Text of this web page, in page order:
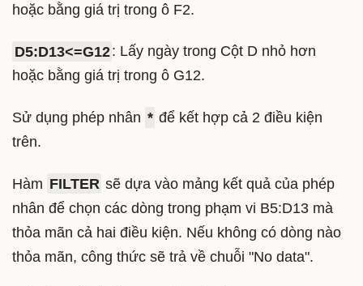
hoặc bằng giá trị trong ô F2.
D5:D13<=G12: Lấy ngày trong Cột D nhỏ hơn
hoặc bằng giá trị trong ô G12.
Sử dụng phép nhân * để kết hợp cả 2 điều kiện
trên.
Hàm FILTER sẽ dựa vào mảng kết quả của phép
nhân để chọn các dòng trong phạm vi B5:D13 mà
thỏa mãn cả hai điều kiện. Nếu không có dòng nào
thỏa mãn, công thức sẽ trả về chuỗi "No data".